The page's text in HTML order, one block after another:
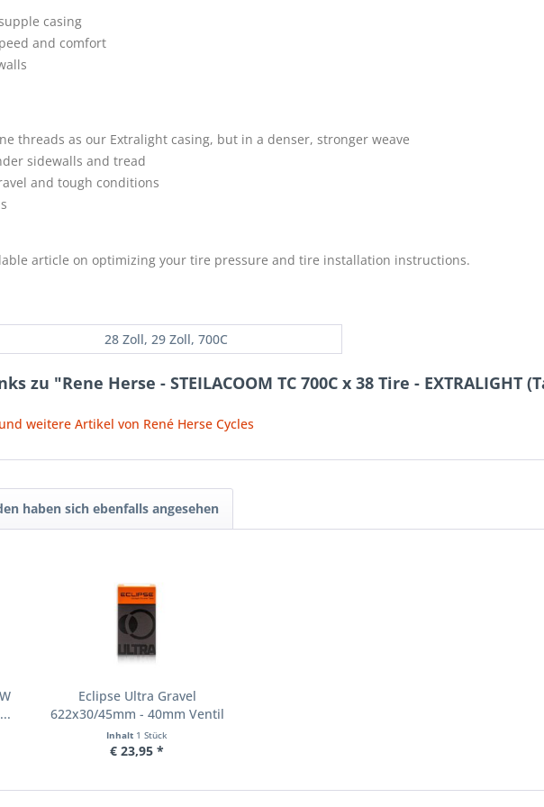
casing
and comfort
threads as our Extralight casing, but in a denser, stronger weave
sidewalls and tread
and tough conditions
article on optimizing your tire pressure and tire installation instructions.
28 Zoll, 29 Zoll, 700C
zu "Rene Herse - STEILACOOM TC 700C x 38 Tire - EXTRALIGHT
weitere Artikel von René Herse Cycles
haben sich ebenfalls angesehen
Eclipse Ultra Gravel
622x30/45mm - 40mm Ventil
Inhalt 1 Stück
€ 23,95 *